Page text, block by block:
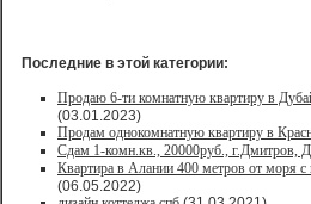
Последние в этой категории:
Продаю 6-ти комнатную квартиру в
(03.01.2023)
Продам однокомнатную квартиру в
Сдам 1-комн.кв., 20000руб., г.Дмитров,
Квартира в Алании 400 метров от моря
(06.05.2022)